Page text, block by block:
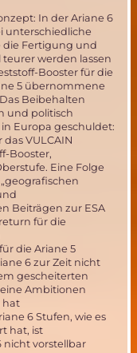
In der Ariane 6
unterschiedliche
die Fertigung und
werden lassen
Booster für die
5 übernommene
Beibehalten
und politisch
Europa geschuldet:
VULCAIN
Booster,
Eine Folge
Beiträgen zur ESA
für die
die Ariane 5
6 zur Zeit nicht
gescheiterten
Ambitionen
hat
6 Stufen, wie es
hat, ist
nicht vorstellbar